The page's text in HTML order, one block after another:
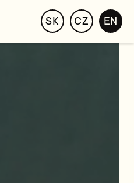
SK CZ EN